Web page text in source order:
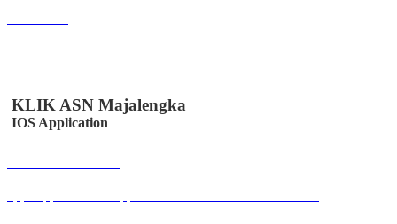
KLIK ASN Majalengka
IOS Application